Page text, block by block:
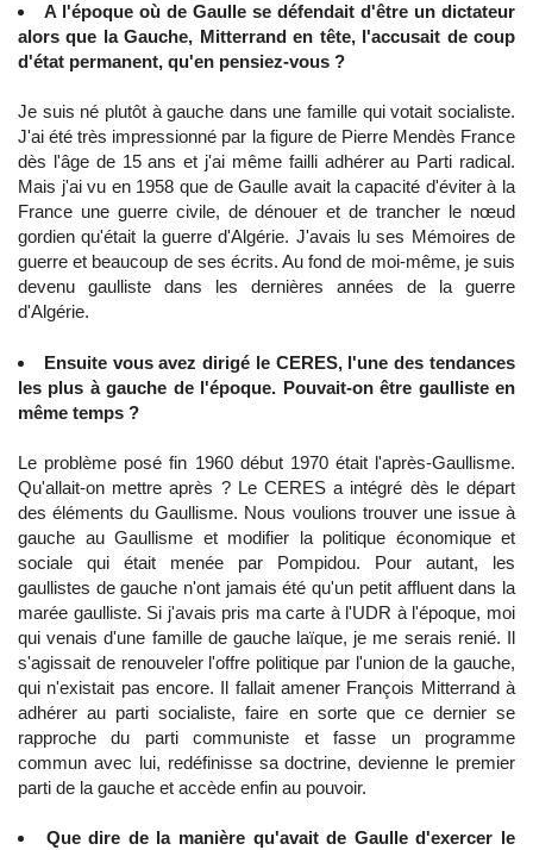
A l'époque où de Gaulle se défendait d'être un dictateur
alors que la Gauche, Mitterrand en tête, l'accusait de coup
d'état permanent, qu'en pensiez-vous ?
Je suis né plutôt à gauche dans une famille qui votait socialiste.
J'ai été très impressionné par la figure de Pierre Mendès France
dès l'âge de 15 ans et j'ai même failli adhérer au Parti radical.
Mais j'ai vu en 1958 que de Gaulle avait la capacité d'éviter à la
France une guerre civile, de dénouer et de trancher le nœud
gordien qu'était la guerre d'Algérie. J'avais lu ses Mémoires de
guerre et beaucoup de ses écrits. Au fond de moi-même, je suis
devenu gaulliste dans les dernières années de la guerre
d'Algérie.
Ensuite vous avez dirigé le CERES, l'une des tendances
les plus à gauche de l'époque. Pouvait-on être gaulliste en
même temps ?
Le problème posé fin 1960 début 1970 était l'après-Gaullisme.
Qu'allait-on mettre après ? Le CERES a intégré dès le départ
des éléments du Gaullisme. Nous voulions trouver une issue à
gauche au Gaullisme et modifier la politique économique et
sociale qui était menée par Pompidou. Pour autant, les
gaullistes de gauche n'ont jamais été qu'un petit affluent dans la
marée gaulliste. Si j'avais pris ma carte à l'UDR à l'époque, moi
qui venais d'une famille de gauche laïque, je me serais renié. Il
s'agissait de renouveler l'offre politique par l'union de la gauche,
qui n'existait pas encore. Il fallait amener François Mitterrand à
adhérer au parti socialiste, faire en sorte que ce dernier se
rapproche du parti communiste et fasse un programme
commun avec lui, redéfinisse sa doctrine, devienne le premier
parti de la gauche et accède enfin au pouvoir.
Que dire de la manière qu'avait de Gaulle d'exercer le